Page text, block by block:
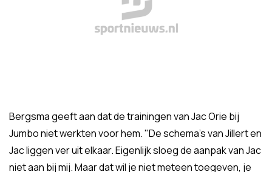
Bergsma geeft aan dat de trainingen van Jac Orie bij
Jumbo niet werkten voor hem. "De schema’s van Jillert en
Jac liggen ver uit elkaar. Eigenlijk sloeg de aanpak van Jac
niet aan bij mij. Maar dat wil je niet meteen toegeven, je